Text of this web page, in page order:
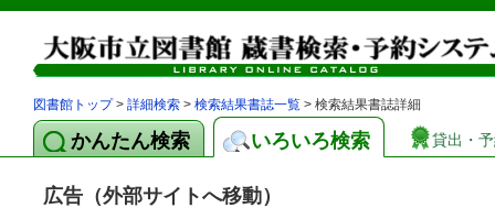
図書館トップ> 詳細検索 > 検索結果書誌一覧 > 検索結果書誌詳細
かんたん検索 いろいろ検索 貸出・
広告（外部サイトへ移動）